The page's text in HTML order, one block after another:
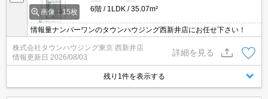
画像：15枚
6階
1LDK 35.07m²
情報量ナンバーワンのタウンハウジング西新井店にお任せ下さい！
株式会社タウンハウジング東京 西新井店
情報更新日 2026/08/03
詳細を見る
残り1件を表示する